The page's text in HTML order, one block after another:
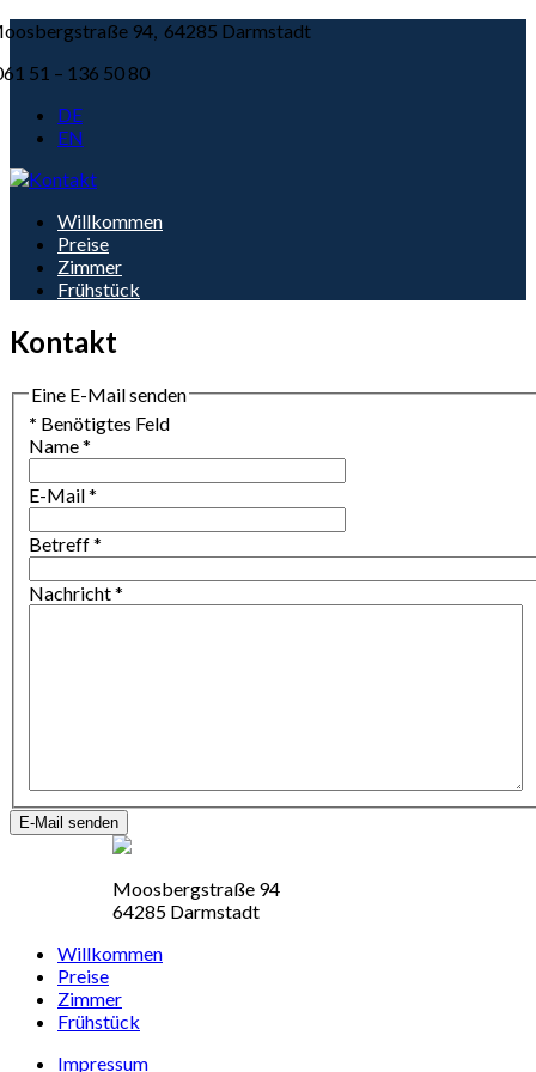
94, 64285 Darmstadt
51 – 136 50 80
DE
EN
Willkommen
Preise
Zimmer
Frühstück
Kontakt
Eine E-Mail senden
* Benötigtes Feld
Name*
E-Mail*
Betreff*
Nachricht*
E-Mail senden
Moosbergstraße 94
64285 Darmstadt
Willkommen
Preise
Zimmer
Frühstück
Impressum